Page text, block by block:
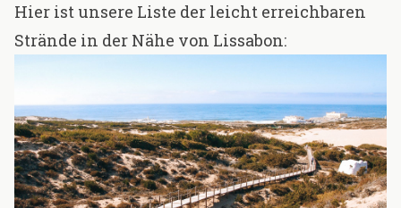
Hier ist unsere Liste der leicht erreichbaren
Strände in der Nähe von Lissabon: